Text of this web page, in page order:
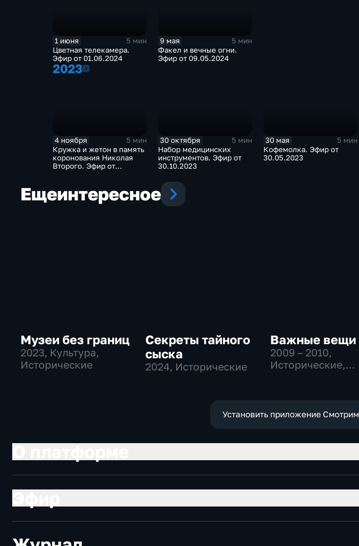
1 июня
5 мин
Цветная телекамера.
Эфир от 01.06.2024
9 мая
5 мин
Факел и вечные огни.
Эфир от 09.05.2024
20232023
4 ноября
5 мин
Кружка и жетон в память
коронования Николая
Второго. Эфир от
30 октября
5 мин
Набор медицинских
инструментов. Эфир от
30.10.2023
30 мая
5 мин
Кофемолка. Эфир от
30.05.2023
Ещеинтересное
Музеи без границ
2023, Культура,
Исторические
Секреты тайного
сыска
2024, Исторические
Важные вещи
2009 – 2010,
Исторические,
Установить приложение Смотрим